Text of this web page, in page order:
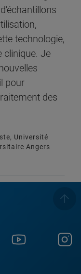
technologie,
clinique. Je
pour
des
Université
Angers